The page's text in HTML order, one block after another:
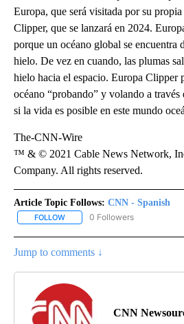
Europa, que será visitada por su
Clipper, que se lanzará en 2024.
porque un océano global se encuentra
hielo. De vez en cuando, las plumas
hielo hacia el espacio. Europa Clipper
océano “probando” y volando a través
si la vida es posible en este mundo
The-CNN-Wire
™ & © 2021 Cable News Network,
Company. All rights reserved.
Article Topic Follows: CNN - Spanish
FOLLOW FOLLOW "CNN - SPANISH" TO
0 Followers
Jump to comments ↓
CNN